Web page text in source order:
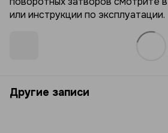
или инструкции по эксплуатации.
Другие записи